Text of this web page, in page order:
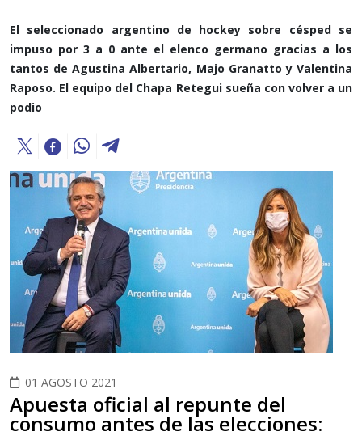
El seleccionado argentino de hockey sobre césped se
impuso por 3 a 0 ante el elenco germano gracias a los
tantos de Agustina Albertario, Majo Granatto y Valentina
Raposo. El equipo del Chapa Retegui sueña con volver a un
podio
01 AGOSTO 2021
Apuesta oficial al repunte del
consumo antes de las elecciones: